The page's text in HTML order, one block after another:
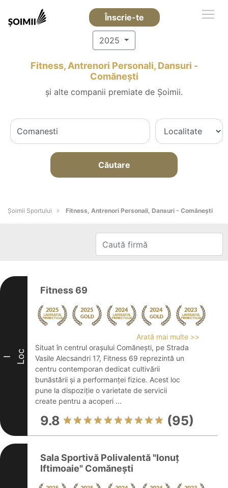
Înscrie-te
2025
Fitness, Antrenori Personali, Dansuri -
Comăneşti
și alte companii premiate de Șoimii.
Căutare
Șoimii Sportului Fitness, Antrenori Personali, Dansuri - Comăneşti
I Loc
Fitness 69
Arată mai multe >>
Situat în centrul orașului Comănești, pe Strada
Vasile Alecsandri 17, Fitness 69 reprezintă un
centru contemporan dedicat cultivării
bunăstării și a performanței fizice. Acest loc
pune la dispoziție o varietate de servicii
create pentru a acoperi ...
9.8 (95)
Sala Sportivă Polivalentă "Ionuţ
Iftimoaie" Comăneşti